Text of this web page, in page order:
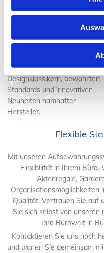
Wir präsentieren Ihnen
passgenaue Lösungen, die
werden, und beraten Sie bei
Möbelprogrammen und
Designklassikern, bewährten
Standards und innovativen
Neuheiten namhafter
Hersteller.
Flexible
Mit unseren
Flexibilität in Ihrem Büro.
Aktenregale,
Organisationsmöglichkeiten
Qualität. Vertrauen Sie auf
Sie sich selbst von
Ihre Bürowelt in
Kontaktieren Sie uns noch
und planen Sie gemeinsam